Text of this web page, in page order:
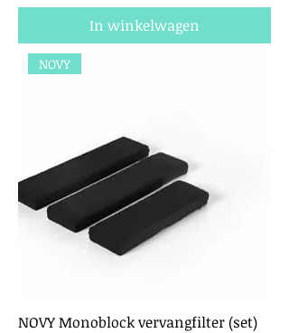
In winkelwagen
NOVY
NOVY Monoblock vervangfilter (set)